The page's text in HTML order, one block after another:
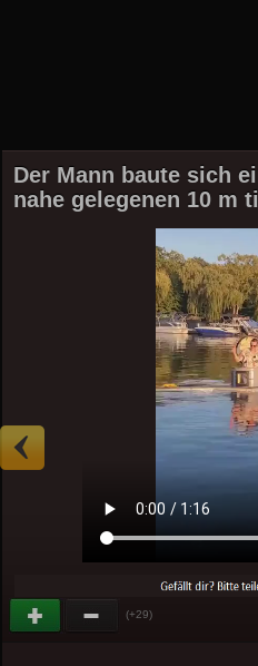
Der Mann baute sich
nahe gelegenen 10 m
(+29)